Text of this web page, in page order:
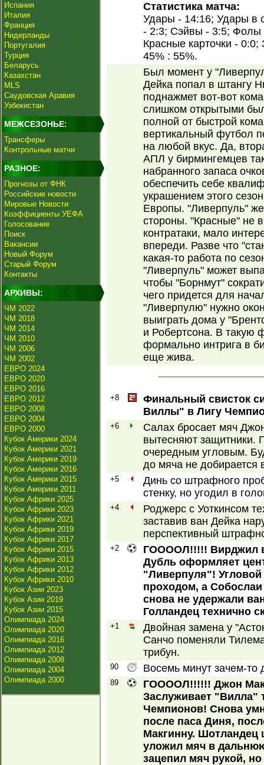
Испания
Италия
Франция
Нидерланды
Португалия
Турция
Беларусь
Казахстан
MLS
Саудовская Аравия
Узбекистан
МЕЖСЕЗОНЬЕ:
Трансферы
Контрольные матчи
РАЗНОЕ:
Прогнозы от ФНК
Российские новости
Мировые Новости
Коэффициенты УЕФА
Голосование
Поиск
Вакансии
Новый Форум
Старый Форум
Контакты
АРХИВЫ:
ЧМ 2022
ЧМ 2018
ЧМ 2014
ЧМ 2010
ЧМ 2006
ЧМ 2002
ЕВРО 2024
ЕВРО 2020
ЕВРО 2016
ЕВРО 2012
ЕВРО 2008
ЕВРО 2004
ЕВРО 2000
Кубок Америки 2024
Кубок Америки 2021
Кубок Америки 2019
Кубок Америки 2016
Кубок Америки 2015
Кубок Америки 2011
Кубок Африки 2025
Кубок Африки 2023
Кубок Африки 2021
Кубок Африки 2019
Кубок Африки 2017
Кубок Африки 2015
Кубок Африки 2013
Кубок Африки 2012
Кубок Африки 2010
Кубок Азии 2023
Кубок Азии 2019
Кубок Азии 2015
Олимпиада 2024
Олимпиада 2020
Олимпиада 2016
Олимпиада 2012
Олимпиада 2008
Олимпиада 2004
Олимпиада 2000
Статистика матча:
Удары - 14:16; Удары в
- 2:3; Сэйвы - 3:5; Фолы
Красные карточки -
45% : 55%.
Был момент у
Дейка попал в штангу
поднажмет вот-вот
слишком открытыми
полной от быстрой
вертикальный футбол
на любой вкус. Да,
АПЛ у бирмингемцев
набранного запаса
обеспечить себе
украшением этого
Европы. "Ливерпуль"
стороны. "Красные" не
контратаки, мало
впереди. Разве что
какая-то работа по
"Ливерпуль" может
чтобы "Борнмут"
чего придется для
"Ливерпулю" нужно
выиграть дома у
и Робертсона. В такую
формально интрига в
еще жива.
+8
Финальный свисток
Виллы" в Лигу
+6
Салах бросает мяч
вытесняют защитники.
очередным угловым.
до мяча не добирается
+5
Динь со штрафного
стенку, но угодил в
+4
Роджерс с Уоткинсом
заставив ван Дейка
перспективный
+2
ГООООЛ!!!!! Вирджил
Дубль оформляет
"Ливерпуля"!
проходом, а
снова не удержали
Голландец технично
+1
Двойная замена у
Санчо поменяли
трибун.
90 Восемь минут зачем-то
89
ГООООЛ!!!!!! Джон
Заслуживает "Вилла"
Чемпионов! Снова
после паса Диня,
Макгинну.
уложил мяч в
зацепил мяч рукой,